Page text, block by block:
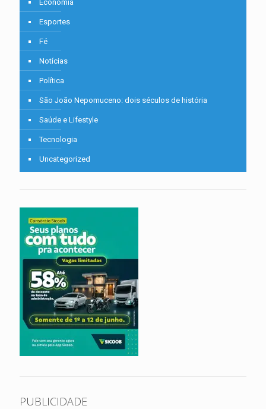
Economia
Esportes
Fé
Notícias
Política
São João Nepomuceno: dois séculos de história
Saúde e Lifestyle
Tecnologia
Uncategorized
PUBLICIDADE